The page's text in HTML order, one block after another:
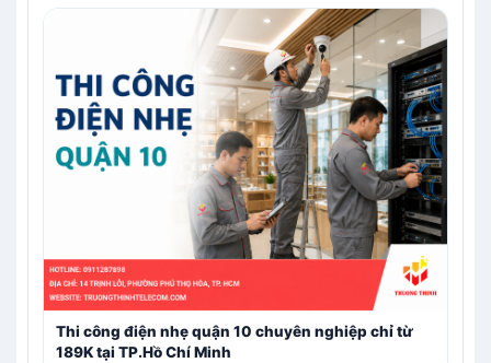
Thi công điện nhẹ quận 10 chuyên nghiệp chỉ từ
189K tại TP.Hồ Chí Minh